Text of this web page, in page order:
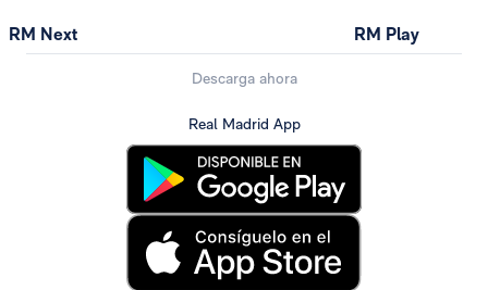
RM Next RM Play
Descarga ahora
Real Madrid App